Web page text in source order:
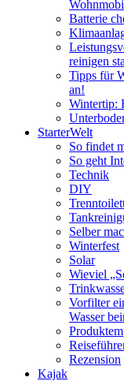
Batterie
reinigen
Tipps für
an!
Wintertip:
StarterWelt
So findet
So geht
Technik
DIY
Selber
Winterfest
Solar
Wieviel
Vorfilter
Wasser
Rezension
Kajak